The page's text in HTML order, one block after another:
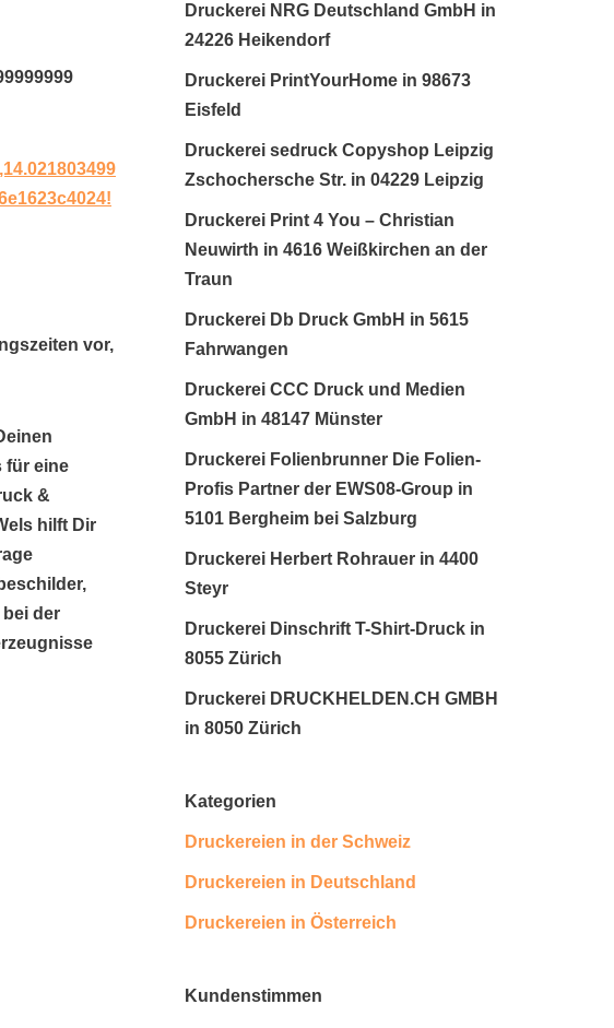
vor,
für eine
&
hilft Dir
der
Druckerei NRG Deutschland GmbH in
24226 Heikendorf
Druckerei PrintYourHome in 98673
Eisfeld
Druckerei sedruck Copyshop Leipzig
Zschochersche Str. in 04229 Leipzig
Druckerei Print 4 You – Christian
Neuwirth in 4616 Weißkirchen an der
Traun
Druckerei Db Druck GmbH in 5615
Fahrwangen
Druckerei CCC Druck und Medien
GmbH in 48147 Münster
Druckerei Folienbrunner Die Folien-
Profis Partner der EWS08-Group in
5101 Bergheim bei Salzburg
Druckerei Herbert Rohrauer in 4400
Steyr
Druckerei Dinschrift T-Shirt-Druck in
8055 Zürich
Druckerei DRUCKHELDEN.CH GMBH
in 8050 Zürich
Kategorien
Druckereien in der Schweiz
Druckereien in Deutschland
Druckereien in Österreich
Kundenstimmen